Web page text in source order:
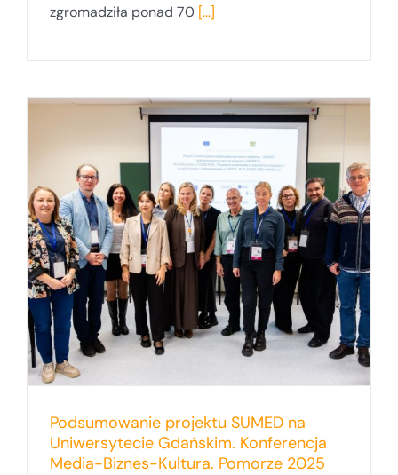
zgromadziła ponad 70 [...]
Podsumowanie projektu SUMED na
Uniwersytecie Gdańskim. Konferencja
Media-Biznes-Kultura. Pomorze 2025